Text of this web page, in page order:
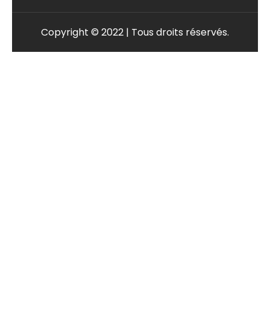
Copyright © 2022 | Tous droits réservés.